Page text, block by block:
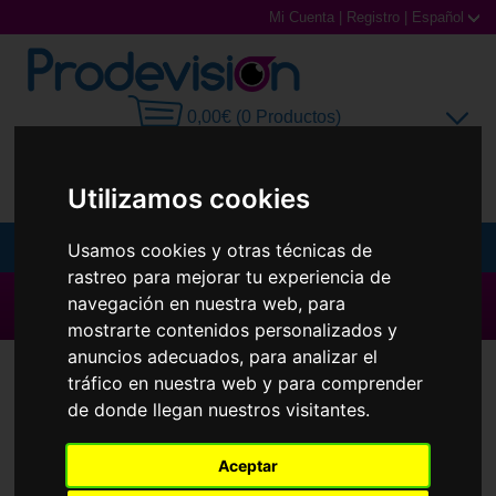
Utilizamos cookies
Usamos cookies y otras técnicas de
rastreo para mejorar tu experiencia de
navegación en nuestra web, para
mostrarte contenidos personalizados y
anuncios adecuados, para analizar el
tráfico en nuestra web y para comprender
de donde llegan nuestros visitantes.
Aceptar
Mi Cuenta Registro Español
0,00€ (0 Productos)
Gafas de Sol
Gafas Graduadas
Gafas Deportivas
Lentillas
▶ Todas las Marcas ◀
Recambios y accesorios Oakley 9290